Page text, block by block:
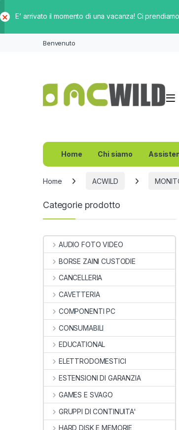
E’ arrivato il momento di una vacanza! Ci
Benvenuto
Home Chi siamo
Home ACWILD
Categorie prodotto
AUDIO FOTO VIDEO
BORSE ZAINI CUSTODIE
CANCELLERIA
CAVETTERIA
COMPONENTI PC
CONSUMABILI
EDUCATIONAL
ELETTRODOMESTICI
ESTENSIONI DI GARANZIA
GAMES E SVAGO
GRUPPI DI CONTINUITA'
HARD DISK E MEMORIE